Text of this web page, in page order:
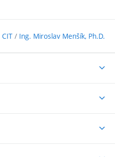
CIT / Ing. Miroslav Menšík, Ph.D.